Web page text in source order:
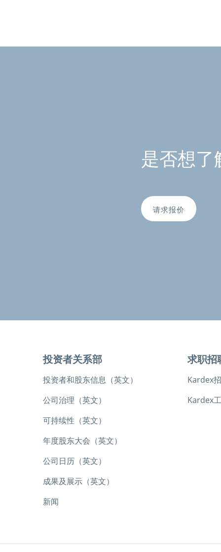
是否想
请求报价
投资者关系部
投资者和股东信息（英文）
公司治理（英文）
可持续性（英文）
年度股东大会（英文）
公司日历（英文）
成果及展示（英文）
新闻
求职招
Kardex
Kardex